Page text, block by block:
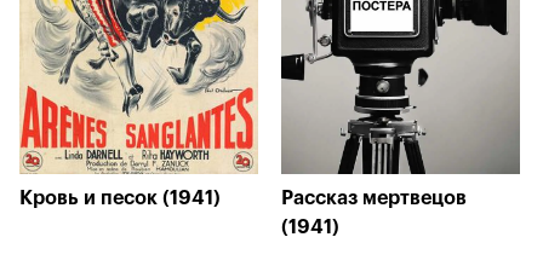
Кровь и песок (1941)
Рассказ мертвецов
(1941)